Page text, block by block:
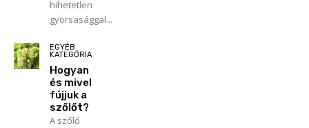
hihetetlen
gyorsasággal...
EGYÉB
KATEGÓRIA
Hogyan
és mivel
fújjuk a
szőlőt?
A szőlő